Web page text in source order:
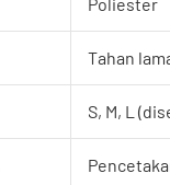
Tahan
S, M, L